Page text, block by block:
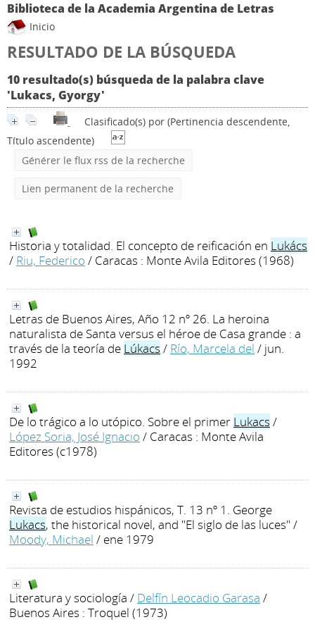
Biblioteca de la Academia Argentina de Letras
Inicio
RESULTADO DE LA BÚSQUEDA
10 resultado(s) búsqueda de la palabra clave
'Lukacs, Gyorgy'
Clasificado(s) por (Pertinencia descendente,
Título ascendente)
Générer le flux rss de la recherche
Lien permanent de la recherche
Historia y totalidad. El concepto de reificación en Lukács
/ Riu, Federico / Caracas : Monte Avila Editores (1968)
Letras de Buenos Aires, Año 12 nº 26. La heroina
naturalista de Santa versus el héroe de Casa grande : a
través de la teoría de Lúkacs / Río, Marcela del / jun.
1992
De lo trágico a lo utópico. Sobre el primer Lukacs /
López Soria, José Ignacio / Caracas : Monte Avila
Editores (c1978)
Revista de estudios hispánicos, T. 13 nº 1. George
Lukacs, the historical novel, and "El siglo de las luces" /
Moody, Michael / ene 1979
Literatura y sociología / Delfín Leocadio Garasa /
Buenos Aires : Troquel (1973)